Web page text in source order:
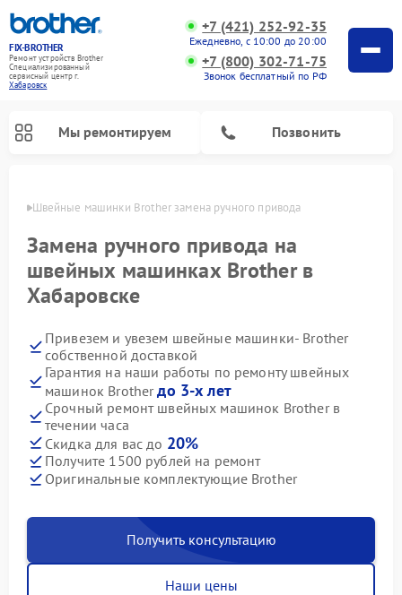
FIX-BROTHER
Ремонт устройств Brother
Специализированный
cервисный центр г.
Хабаровск
+7 (421) 252-92-35
Ежедневно, с 10:00 до 20:00
+7 (800) 302-71-75
Звонок бесплатный по РФ
Мы ремонтируем Позвонить
Швейные машинки Brother замена ручного привода
Замена ручного привода на
швейных машинках Brother в
Хабаровске
Привезем и увезем швейные машинки- Brother
собственной доставкой
Гарантия на наши работы по ремонту швейных
машинок Brotherдо 3-х лет
Срочный ремонт швейных машинок Brother в
течении часа
Скидка для вас до 20%
Получите 1500 рублей на ремонт
Оригинальные комплектующие Brother
Получить консультацию
Наши цены